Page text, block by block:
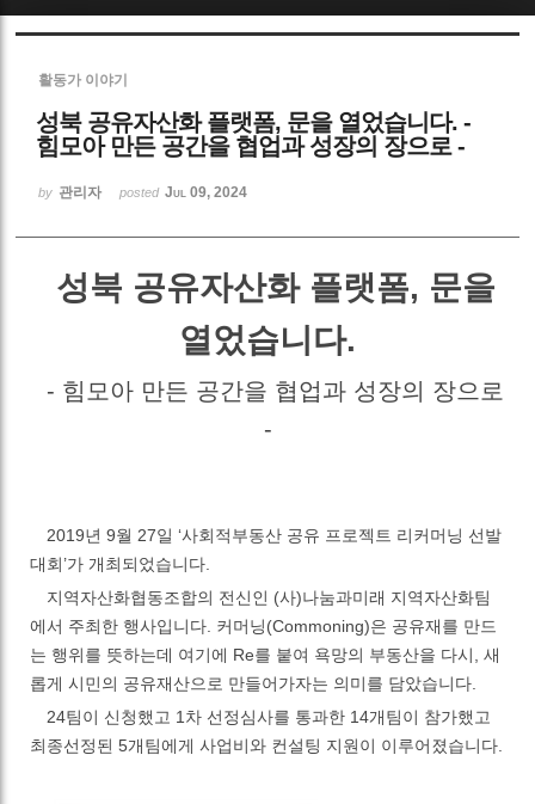
활동가 이야기
성북 공유자산화 플랫폼, 문을 열었습니다. -
힘모아 만든 공간을 협업과 성장의 장으로 -
by 관리자 posted Jul 09, 2024
성북 공유자산화 플랫폼, 문을
열었습니다.
- 힘모아 만든 공간을 협업과 성장의 장으로
-
2019년 9월 27일 ‘사회적부동산 공유 프로젝트 리커머닝 선발
대회’가 개최되었습니다
지역자산화협동조합의 전신인 (사)나눔과미래 지역자산화팀
에서 주최한 행사입니다 커머닝(Commoning)은 공유재를 만드
는 행위를 뜻하는데 여기에 Re를 붙여 욕망의 부동산을 다시 ,새
롭게 시민의 공유재산으로 만들어가자는 의미를 담았습니다
24팀이 신청했고 1 차 선정심사를 통과한 14개팀이 참가했고
최종선정된5개팀에게 사업비와 컨설팅 지원이 이루어졌습니다
Sketchbook5, 스케치북5
Sketchbook5, 스케치북5